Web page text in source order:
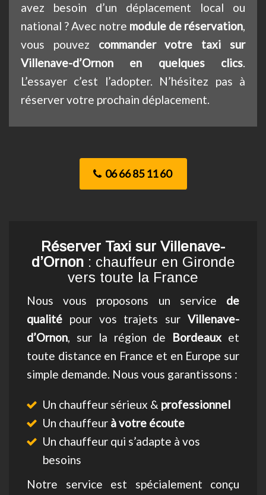
avez besoin d’un déplacement local ou
national ? Avec notre module de réservation,
vous pouvez commander votre taxi sur
Villenave-d’Ornon en quelques clics.
L’essayer c’est l’adopter. N’hésitez pas à
réserver votre prochain déplacement.
06 66 85 11 60
Réserver Taxi sur Villenave-
d’Ornon: chauffeur en Gironde
vers toute la France
Nous vous proposons un service de
qualité pour vos trajets sur Villenave-
d’Ornon, sur la région de Bordeaux et
toute distance en France et en Europe sur
simple demande. Nous vous garantissons :
Un chauffeur sérieux & professionnel
Un chauffeur à votre écoute
Un chauffeur qui s’adapte à vos
besoins
Notre service est spécialement conçu